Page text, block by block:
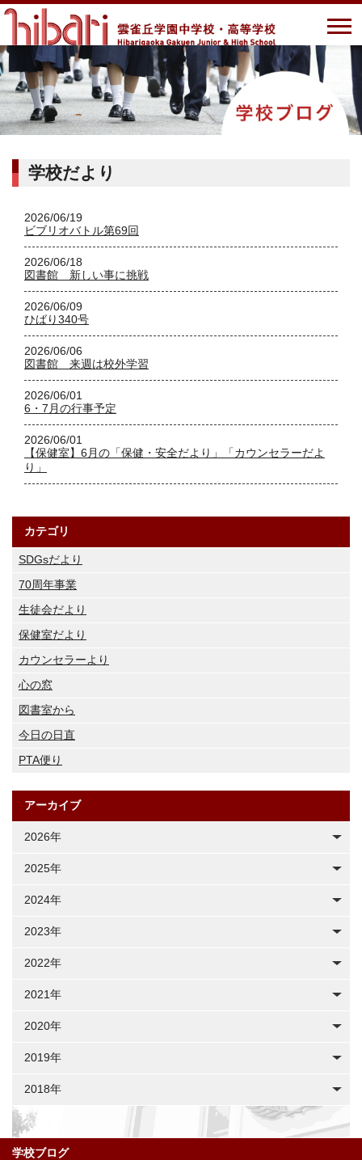
学校だより
2026/06/19
ビブリオバトル第69回
2026/06/18
図書館 新しい事に挑戦
2026/06/09
ひばり340号
2026/06/06
図書館 来週は校外学習
2026/06/01
6・7月の行事予定
2026/06/01
【保健室】6月の「保健・安全だより」「カウンセラーだよ
り」
カテゴリ
SDGsだより
70周年事業
生徒会だより
保健室だより
カウンセラーより
心の窓
図書室から
今日の日直
PTA便り
アーカイブ
2026年
2025年
2024年
2023年
2022年
2021年
2020年
2019年
2018年
学校ブログ